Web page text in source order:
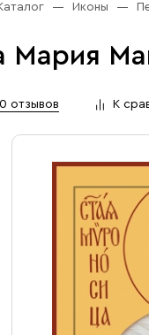
Церковная утварь
Иконы
Ювелирные изделия
Иконы
Мария
0 отзывов К